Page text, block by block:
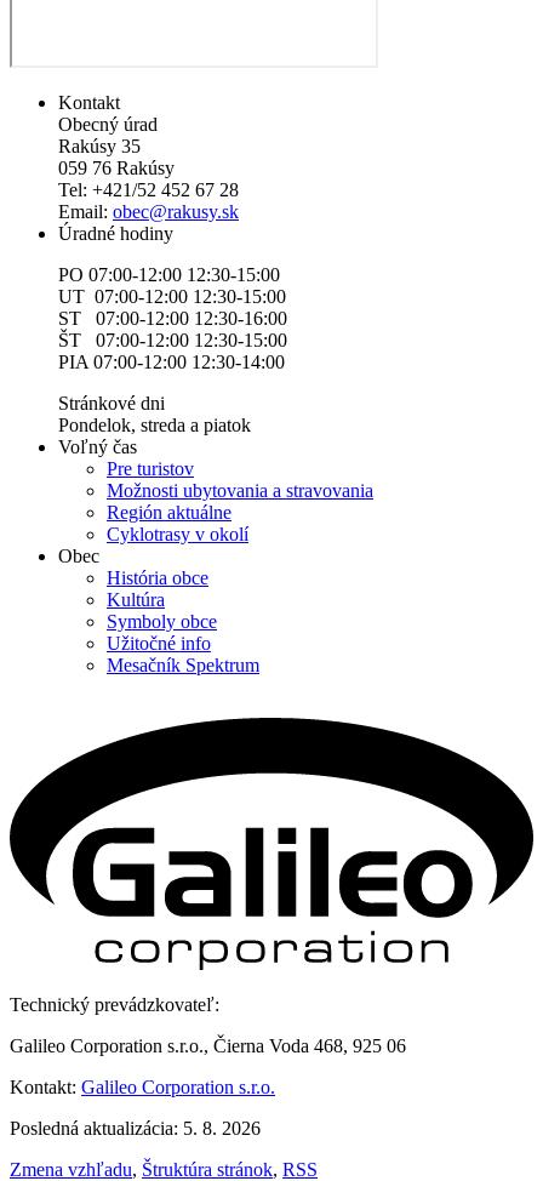
Kontakt
Obecný úrad
Rakúsy 35
059 76 Rakúsy
Tel: +421/52 452 67 28
Email: obec@rakusy.sk
Úradné hodiny
PO 07:00-12:00 12:30-15:00
UT 07:00-12:00 12:30-15:00
ST 07:00-12:00 12:30-16:00
ŠT 07:00-12:00 12:30-15:00
PIA 07:00-12:00 12:30-14:00
Stránkové dni
Pondelok, streda a piatok
Voľný čas
Pre turistov
Možnosti ubytovania a stravovania
Región aktuálne
Cyklotrasy v okolí
Obec
História obce
Kultúra
Symboly obce
Užitočné info
Mesačník Spektrum
Technický prevádzkovateľ:
Galileo Corporation s.r.o., Čierna Voda 468, 925 06
Kontakt: Galileo Corporation s.r.o.
Posledná aktualizácia: 5. 8. 2026
Zmena vzhľadu, Štruktúra stránok, RSS